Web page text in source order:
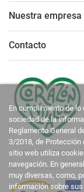
Nuestra empresa
Contacto
En cumplimiento de
sociedad de la
Reglamento General
3/2018, de Protección
sitio web utiliza
navegación. En
muy diversas, como,
información sobre